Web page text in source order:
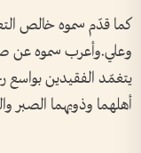
كما قدّم سموه خالص
وعلي.وأعرب سموه عن
يتغمّد الفقيدين
أهلهما وذويهما الصبر